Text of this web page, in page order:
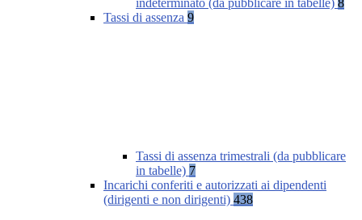
indeterminato (da pubblicare in tabelle) 8
Tassi di assenza 9
Tassi di assenza trimestrali (da pubblicare
in tabelle) 7
Incarichi conferiti e autorizzati ai dipendenti
(dirigenti e non dirigenti) 438